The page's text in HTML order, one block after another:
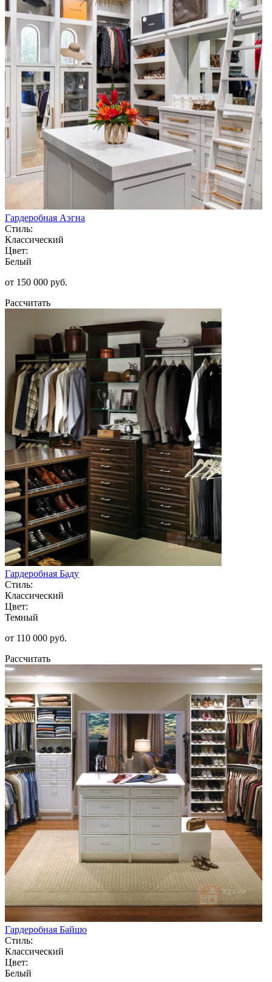
Гардеробная Аэгна
Стиль:
Классический
Цвет:
Белый
от 150 000 руб.
Рассчитать
Гардеробная Баду
Стиль:
Классический
Цвет:
Темный
от 110 000 руб.
Рассчитать
Гардеробная Байшо
Стиль:
Классический
Цвет:
Белый